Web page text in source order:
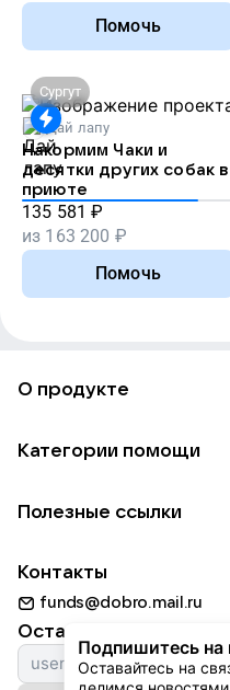
Помочь
Сургут
Дай лапу
Накормим Чаки и
десятки других собак в
приюте
135 581 ₽
из 163 200 ₽
Помочь
Подпишитесь на
Оставайтесь на
О продукте
Использование
Для НКО
Партнерам
Категории помощи
Пожилым
Животным
Природе
Культуре
Полезные ссылки
Добрый день
Истории
Контакты
funds@dobro.mail.ru
Оставайтесь с нами